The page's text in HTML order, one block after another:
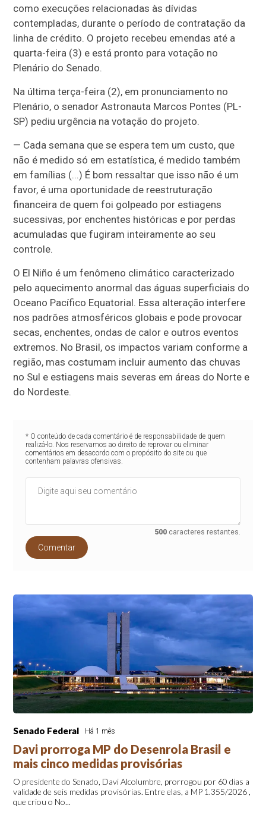
como execuções relacionadas às dívidas
contempladas, durante o período de contratação da
linha de crédito. O projeto recebeu emendas até a
quarta-feira (3) e está pronto para votação no
Plenário do Senado.
Na última terça-feira (2), em pronunciamento no
Plenário, o senador Astronauta Marcos Pontes (PL-
SP) pediu urgência na votação do projeto.
— Cada semana que se espera tem um custo, que
não é medido só em estatística, é medido também
em famílias (...) É bom ressaltar que isso não é um
favor, é uma oportunidade de reestruturação
financeira de quem foi golpeado por estiagens
sucessivas, por enchentes históricas e por perdas
acumuladas que fugiram inteiramente ao seu
controle.
O El Niño é um fenômeno climático caracterizado
pelo aquecimento anormal das águas superficiais do
Oceano Pacífico Equatorial. Essa alteração interfere
nos padrões atmosféricos globais e pode provocar
secas, enchentes, ondas de calor e outros eventos
extremos. No Brasil, os impactos variam conforme a
região, mas costumam incluir aumento das chuvas
no Sul e estiagens mais severas em áreas do Norte e
do Nordeste.
* O conteúdo de cada comentário é de responsabilidade de quem
realizá-lo. Nos reservamos ao direito de reprovar ou eliminar
comentários em desacordo com o propósito do site ou que
contenham palavras ofensivas.
500 caracteres restantes.
Comentar
Senado Federal Há 1 mês
Davi prorroga MP do Desenrola Brasil e
mais cinco medidas provisórias
O presidente do Senado, Davi Alcolumbre, prorrogou por 60 dias a
validade de seis medidas provisórias. Entre elas, a MP 1.355/2026 ,
que criou o No...